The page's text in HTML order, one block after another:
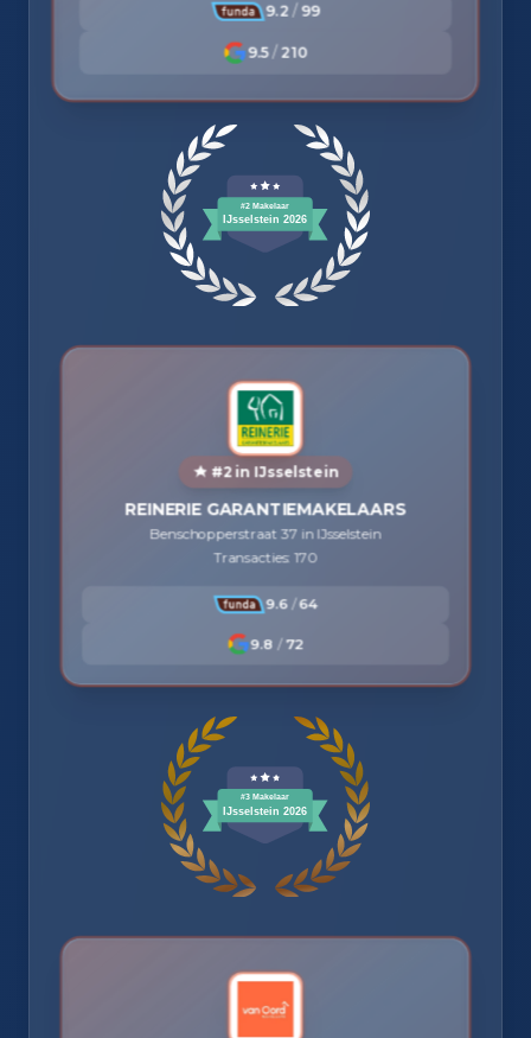
9.2 / 99
9.5 / 210
#2 in IJsselstein
REINERIE GARANTIEMAKELAARS
Benschopperstraat 37 in IJsselstein
Transacties: 170
9.6 / 64
9.8 / 72